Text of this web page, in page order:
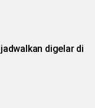
digelar di